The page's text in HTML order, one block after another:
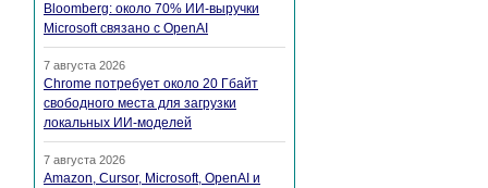
Bloomberg: около 70% ИИ-выручки
Microsoft связано с OpenAI
7 августа 2026
Chrome потребует около 20 Гбайт
свободного места для загрузки
локальных ИИ-моделей
7 августа 2026
Amazon, Cursor, Microsoft, OpenAI и